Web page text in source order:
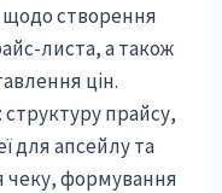
створення
листа, а також
цін.
прайсу,
для апсейлу та
чеку, формування